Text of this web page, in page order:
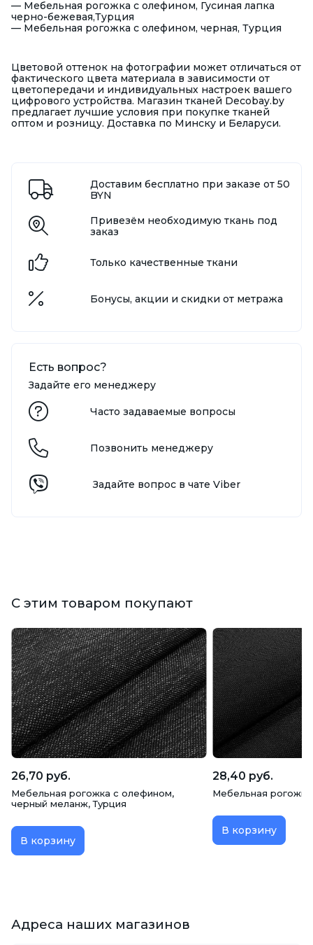
— Мебельная рогожка с олефином, Гусиная лапка
черно-бежевая,Турция
— Мебельная рогожка с олефином, черная, Турция
Цветовой оттенок на фотографии может отличаться от
фактического цвета материала в зависимости от
цветопередачи и индивидуальных настроек вашего
цифрового устройства. Магазин тканей Decobay.by
предлагает лучшие условия при покупке тканей
оптом и розницу. Доставка по Минску и Беларуси.
Доставим бесплатно при заказе от 50
BYN
Привезём необходимую ткань под
заказ
Только качественные ткани
Бонусы, акции и скидки от метража
Есть вопрос?
Задайте его менеджеру
Часто задаваемые вопросы
Позвонить менеджеру
Задайте вопрос в чате Viber
С этим товаром покупают
26,70 руб.
Мебельная рогожка с олефином,
черный меланж, Турция
В корзину
28,40 руб.
Мебельная рогожка
В корзину
Адреса наших магазинов